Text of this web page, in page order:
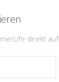
direkt auf